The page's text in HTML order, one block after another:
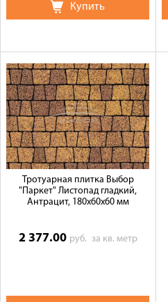
Купить
Тротуарная плитка Выбор
"Паркет" Листопад гладкий,
Антрацит, 180х60х60 мм
2 377.00 руб. за кв. метр